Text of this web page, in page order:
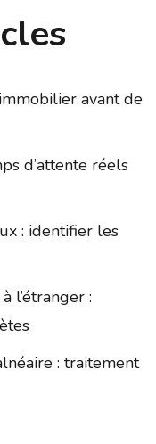
avant de
d’attente réels
: identifier les
l’étranger :
: traitement